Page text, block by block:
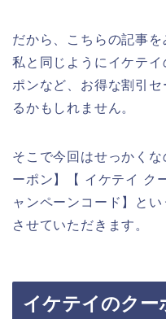
だから、こちらの記事
私と同じようにイケテ
ポンなど、お得な割引
るかもしれません。
そこで今回はせっかく
ーポン】【 イケテイ ク
ャンペーンコード】と
させていただきます。
イケテイのクー